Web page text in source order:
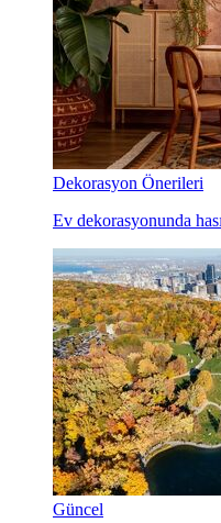
Dekorasyon Önerileri
Ev dekorasyonunda
Güncel